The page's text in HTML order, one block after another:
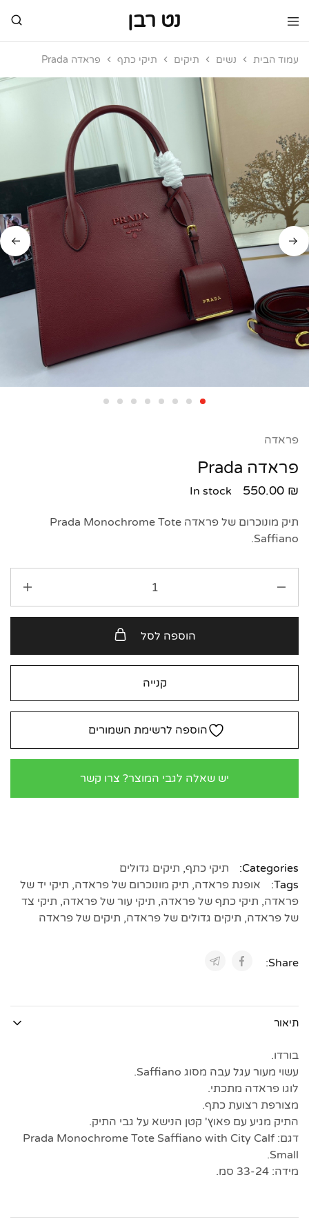
נט רבן
נט
מותגי
מותגי
עמוד הבית נשים תיקים תיקי כתף פראדה Prada
פראדה
פראדה Prada
550.00 ₪
In stock
תיק מונוכרום של פראדה Prada Monochrome Tote
Saffiano.
הוספה לסל
קנייה
הוספה לרשימת השמורים
יש שאלה לגבי המוצר? צרו קשר
Categories: תיקי כתף, תיקים גדולים
Tags:
אופנת פראדה, תיק מונוכרום של פראדה, תיקי יד של
פראדה, תיקי כתף של פראדה, תיקי עור של פראדה, תיקי צד
של פראדה, תיקים גדולים של פראדה, תיקים של פראדה
Share:
תיאור
בורדו.
עשוי מעור עגל עבה מסוג Saffiano.
לוגו פראדה מתכתי.
מצורפת רצועת כתף.
התיק מגיע עם פאוץ' קטן הנישא על גבי התיק.
דגם: Prada Monochrome Tote Saffiano with City Calf
Small.
מידה: 33-24 סמ.